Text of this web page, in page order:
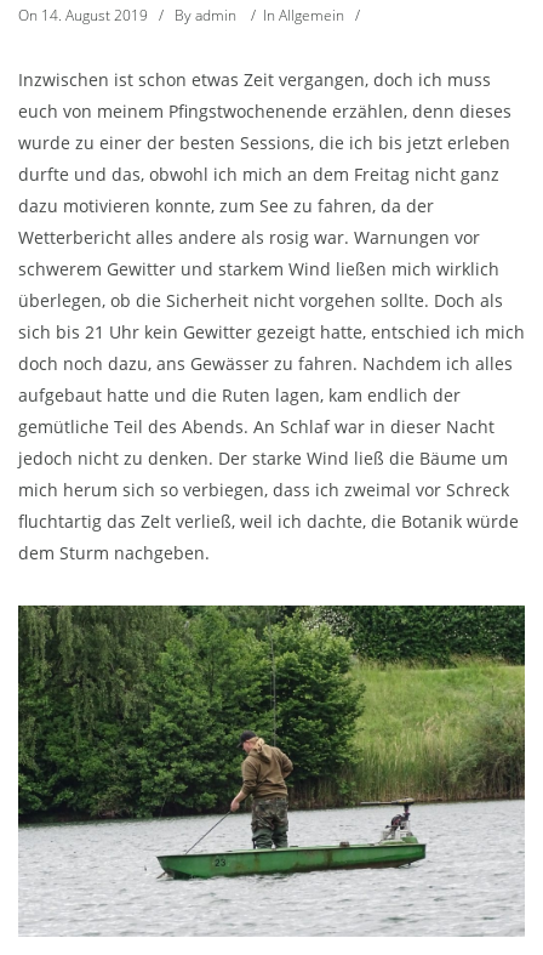
On 14. August 2019 / Byadmin / In Allgemein /
Inzwischen ist schon etwas Zeit vergangen, doch ich muss
euch von meinem Pfingstwochenende erzählen, denn dieses
wurde zu einer der besten Sessions, die ich bis jetzt erleben
durfte und das, obwohl ich mich an dem Freitag nicht ganz
dazu motivieren konnte, zum See zu fahren, da der
Wetterbericht alles andere als rosig war. Warnungen vor
schwerem Gewitter und starkem Wind ließen mich wirklich
überlegen, ob die Sicherheit nicht vorgehen sollte. Doch als
sich bis 21 Uhr kein Gewitter gezeigt hatte, entschied ich mich
doch noch dazu, ans Gewässer zu fahren. Nachdem ich alles
aufgebaut hatte und die Ruten lagen, kam endlich der
gemütliche Teil des Abends. An Schlaf war in dieser Nacht
jedoch nicht zu denken. Der starke Wind ließ die Bäume um
mich herum sich so verbiegen, dass ich zweimal vor Schreck
fluchtartig das Zelt verließ, weil ich dachte, die Botanik würde
dem Sturm nachgeben.